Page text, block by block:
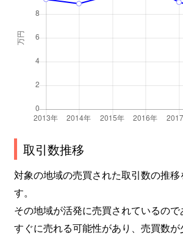
取引数推移
対象の地域の売買された取引数の推
す。
その地域が活発に売買されているの
すぐに売れる可能性があり、売買数